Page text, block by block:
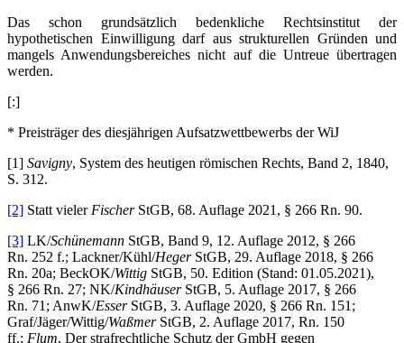
Das schon grundsätzlich bedenkliche Rechtsinstitut der
hypothetischen Einwilligung darf aus strukturellen Gründen und
mangels Anwendungsbereiches nicht auf die Untreue übertragen
werden.
[:]
* Preisträger des diesjährigen Aufsatzwettbewerbs der WiJ
[1] Savigny, System des heutigen römischen Rechts, Band 2, 1840,
S. 312.
[2] Statt vieler FischerStGB, 68. Auflage 2021, § 266 Rn. 90.
[3] LK/Schünemann StGB, Band 9, 12. Auflage 2012, § 266
Rn. 252 f.; Lackner/Kühl/HegerStGB, 29. Auflage 2018, § 266
Rn. 20a; BeckOK/Wittig StGB, 50. Edition (Stand: 01.05.2021),
§ 266 Rn. 27; NK/KindhäuserStGB, 5. Auflage 2017, § 266
Rn. 71; AnwK/EsserStGB, 3. Auflage 2020, § 266 Rn. 151;
Graf/Jäger/Wittig/WaßmerStGB, 2. Auflage 2017, Rn. 150
ff.; Flum, Der strafrechtliche Schutz der GmbH gegen